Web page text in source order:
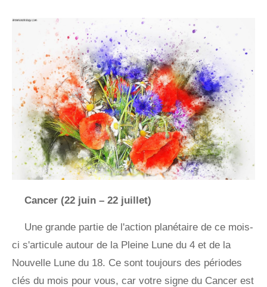
Cancer (22 juin – 22 juillet)
Une grande partie de l'action planétaire de ce mois-
ci s'articule autour de la Pleine Lune du 4 et de la
Nouvelle Lune du 18. Ce sont toujours des périodes
clés du mois pour vous, car votre signe du Cancer est